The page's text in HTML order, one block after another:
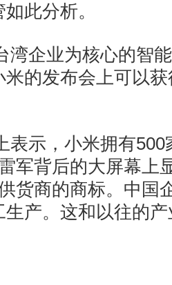
此分析。
湾企业为核心的智
米的发布会上可以
表示，小米拥有
军背后的大屏幕上
货商的商标。中国
产。这和以往的